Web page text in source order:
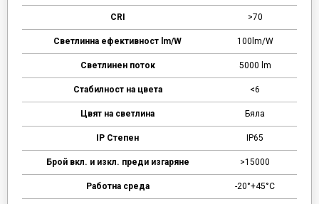
CRI >70
Светлинна ефективност lm/W 100lm/W
Светлинен поток 5000 lm
Стабилност на цвета <6
Цвят на светлина Бяла
IP Степен IP65
Брой вкл. и изкл. преди изгаряне >15000
Работна среда -20°+45°C